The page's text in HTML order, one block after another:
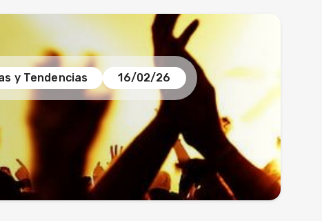
y Tendencias 16/02/26